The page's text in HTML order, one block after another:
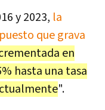
y 2023, la
que grava
en
hasta una tasa
".